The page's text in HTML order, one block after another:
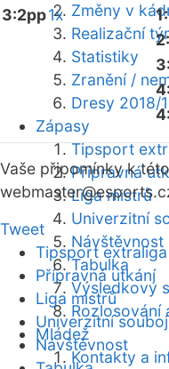
Změny v
Realizační
Statistiky
Zranění /
Dresy 2018/
Zápasy
Tipsport
Přípravná
Liga mistrů
Univerzitní
Návštěvnost
Tabulka
Výsledkový
Rozlosování
Mládež
Kontakty a
3:2pp1x
Vaše připomínky k
webmaster
Tweet
Tipsport extraliga
Přípravná utkání
Liga mistrů
Univerzitní souboj
Návštěvnost